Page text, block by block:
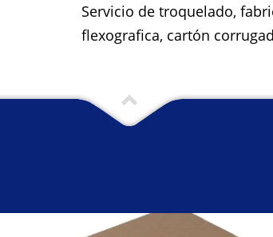
Servicio de troquelado,
flexografica, cartón